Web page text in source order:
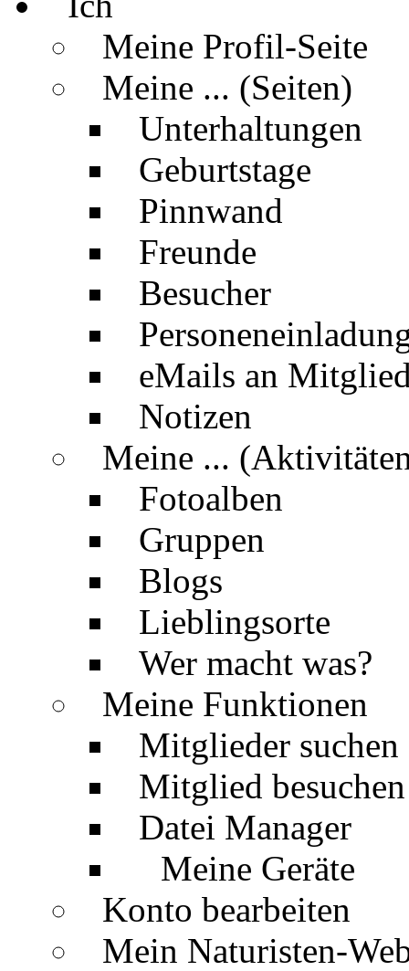
Meine Profil-Seite
Meine ... (Seiten)
Unterhaltungen
Geburtstage
Pinnwand
Freunde
Besucher
eMails an
Notizen
Meine ...
Fotoalben
Gruppen
Blogs
Lieblingsorte
Wer macht was?
Meine Funktionen
Mitglieder suchen
Mitglied besuchen
Datei Manager
Meine Geräte
Konto bearbeiten
Mein Naturisten-